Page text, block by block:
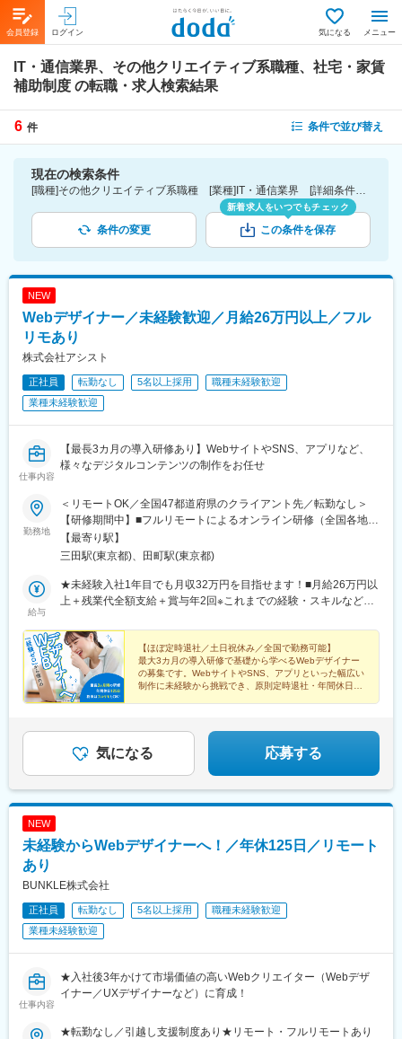
会員登録 ログイン 気になる メニュー
IT・通信業界、その他クリエイティブ系職種、社宅・家賃
補助制度 の転職・求人検索結果
6 件 条件で並び替え
現在の検索条件
[職種]その他クリエイティブ系職種 [業種]IT・通信業界 [詳細条件](待遇・福利厚生)社宅・家賃補助制度
条件の変更
新着求人をいつでもチェック
この条件を保存
NEW
Webデザイナー／未経験歓迎／月給26万円以上／フル
リモあり
株式会社アシスト
正社員 転勤なし 5名以上採用
職種未経験歓迎
業種未経験歓迎
仕事内容
【最長3カ月の導入研修あり】WebサイトやSNS、アプリなど、
様々なデジタルコンテンツの制作をお任せ
勤務地
＜リモートOK／全国47都道府県のクライアント先／転勤なし＞
【研修期間中】■フルリモートによるオンライン研修（全国各地ど
こでも受講OK）【研修終了後】■関東エリア（東京都近郊）・関
西エリア（大阪府近郊）の案件が中心※勤務地はあなたの希望や通
勤はありません＼リモートワーク案件多数！／業務に慣れて独り
立ちした後は、フルリモートやハイブリッド勤務など、柔軟な働
12└各線「三田駅」「田町駅」より徒歩3分※受動喫煙対策あり
【最寄り駅】
三田駅(東京都)、田町駅(東京都)
給与
★未経験入社1年目でも月収32万円を目指せます！■月給26万円以
上＋残業代全額支給＋賞与年2回※これまでの経験・スキルなどを
は別途全額支給します※上記月給には一律支給の住宅手当2万円を
含みます★Webデザイナー経験がある方は前職給与を考慮した上
で、優遇します！
【ほぼ定時退社／土日祝休み／全国で勤務可能】
最大3カ月の導入研修で基礎から学べるWebデザイナー
の募集です。WebサイトやSNS、アプリといった幅広い
制作に未経験から挑戦でき、原則定時退社・年間休日
気になる 応募する
NEW
未経験からWebデザイナーへ！／年休125日／リモート
あり
BUNKLE株式会社
正社員 転勤なし 5名以上採用
職種未経験歓迎
業種未経験歓迎
仕事内容
★入社後3年かけて市場価値の高いWebクリエイター（Webデザ
イナー／UXデザイナーなど）に育成！
★転勤なし／引越し支援制度あり★リモート・フルリモートあり